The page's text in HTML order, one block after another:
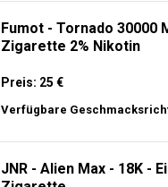
Fumot - Tornado 30000
Zigarette 2% Nikotin
Preis: 25 €
Verfügbare
JNR - Alien Max - 18K -